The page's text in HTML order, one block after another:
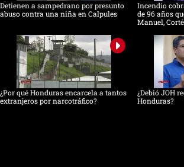
Detienen a sampedrano por presunto
abuso contra una niña en Calpules
Incendio
de 96 años
Manuel,
¿Por qué Honduras encarcela a tantos
extranjeros por narcotráfico?
¿Debió JOH
Honduras?